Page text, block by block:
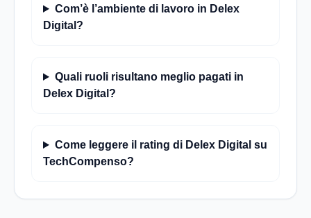
Com’è l’ambiente di lavoro in Delex
Digital?
Quali ruoli risultano meglio pagati in
Delex Digital?
Come leggere il rating di Delex Digital su
TechCompenso?